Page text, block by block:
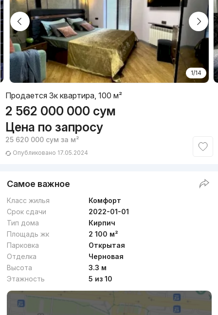
1/14
Продается 3к квартира, 100 м²
2 562 000 000 сум
Цена по запросу
25 620 000 сум за м²
Опубликовано 17.05.2024
Самое важное
Класс жилья
Комфорт
Срок сдачи
2022-01-01
Тип дома
Кирпич
Площадь жк
2 100 м²
Парковка
Открытая
Отделка
Черновая
Высота
3.3 м
Этажность
5 из 10